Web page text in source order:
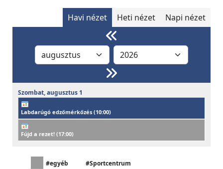
Havi nézet Heti nézet Napi nézet
Szombat,augusztus 1
Labdarúgó edzőmérkőzés (10:00)
Fújd a rezet! (17:00)
#egyéb #Sportcentrum